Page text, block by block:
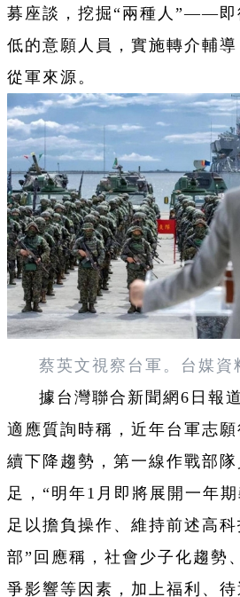
募座談，挖掘“兩種人”——即
低的意願人員，實施轉介輔
從軍來源。
蔡英文視察台軍。台媒資
據台灣聯合新聞網6日報
適應質詢時稱，近年台軍志
續下降趨勢，第一線作戰部
足，“明年1月即將展開一年
足以擔負操作、維持前述高
部”回應稱，社會少子化趨勢
爭影響等因素，加上福利、